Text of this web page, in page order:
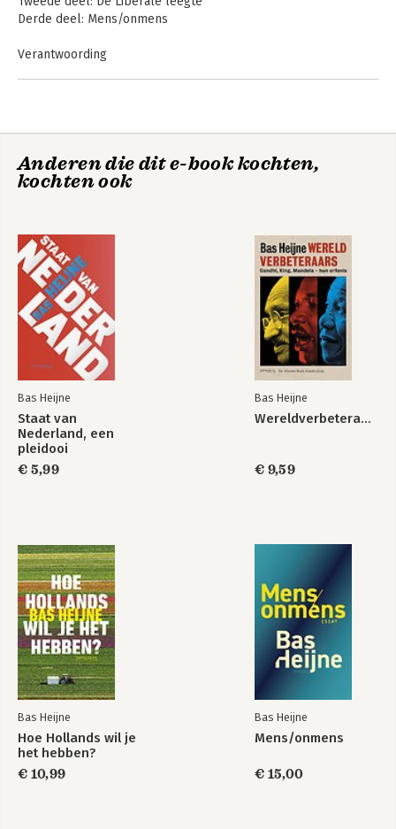
Onbehagen Voor de democratie
Derde deel: Mens/onmens
Verantwoording
Anderen die dit e-book kochten,
kochten ook
Bas Heijne
Staat van
Nederland, een
pleidooi
€ 5,99
Bas Heijne
Wereldverbeteraars
€ 9,59
Bas Heijne
Hoe Hollands wil je
het hebben?
€ 10,99
Bas Heijne
Mens/onmens
€ 15,00